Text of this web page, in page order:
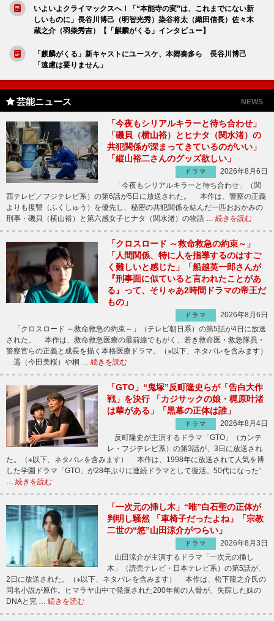
いよいよクライマックスへ！「“本能寺の変”は、これまでにない新
しいものに」長谷川博己（明智光秀）染谷将太（織田信長）佐々木
蔵之介（羽柴秀吉）【「麒麟がくる」インタビュー】
「麒麟がくる」新キャストにユースケ、本郷奏多ら 長谷川博己
「遠慮は要りません」
芸能ニュース NEWS
「今夜もシリアルキラーと待ち合わせ」
「磯貝（横山裕）とヒナタ（関水渚）の
共犯関係が深まってきているのがいい」
「縦山裕二さんのグッズ欲しい」
ドラマ
2026年8月6日
「今夜もシリアルキラーと待ち合わせ」（関
西テレビ／フジテレビ系）の第6話が5日に放送された。 本作は、警察の正義
よりも復讐（ふくしゅう）を優先し、秘密の共犯関係を結んだ一匹おおかみの
刑事・磯貝（横山裕）と第六感女子ヒナタ（関水渚）の物語 … 続きを読む
「クロスロード ～救命救急の約束～」
「人間関係、特に人を指導するのはすご
く難しいと感じた」「船越英一郎さんが
『刑事面に似ていると言われたことがあ
る』って、そりゃあ2時間ドラマの帝王だ
もの」
ドラマ
2026年8月6日
「クロスロード ～救命救急の約束～」（テレビ朝日系）の第5話が4日に放送
された。 本作は、救命救急医療の最前線でもがく、若き救命医・救急隊員・
警察官らの正義と成長を描く本格医療ドラマ。（※以下、ネタバレを含みます）
遥（今田美桜）や桐 … 続きを読む
「GTO」“鬼塚”反町隆史らが「告白大作
戦」を決行 「カジサックの娘・梶原叶渚
は華がある」「黒幕の正体は誰」
ドラマ
2026年8月4日
反町隆史が主演するドラマ「GTO」（カンテ
レ・フジテレビ系）の第3話が、3日に放送され
た。（※以下、ネタバレを含みます） 本作は、1998年に放送されて人気を博
した学園ドラマ「GTO」が28年ぶりに連続ドラマとして復活。50代になった“
… 続きを読む
「一次元の挿し木」“唯”白石聖の正体が
判明し騒然 「車椅子だったよね」「宗教
二世の“悠”山田涼介がつらい」
ドラマ
2026年8月3日
山田涼介が主演するドラマ「一次元の挿し
木」（読売テレビ・日本テレビ系）の第5話が、
2日に放送された。（※以下、ネタバレを含みます） 本作は、松下龍之介氏の
同名小説が原作。ヒマラヤ山中で発掘された200年前の人骨が、失踪した妹の
DNAと完 … 続きを読む